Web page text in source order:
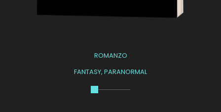
ROMANZO
FANTASY, PARANORMAL